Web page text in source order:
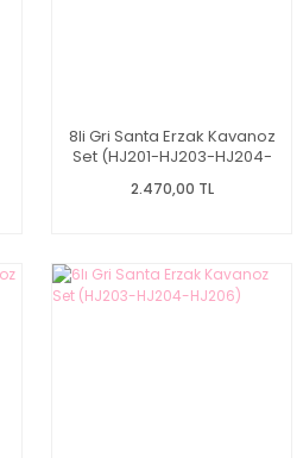
8li Gri Santa Erzak Kavanoz
Set (HJ201-HJ203-HJ204-
2.470,00 TL